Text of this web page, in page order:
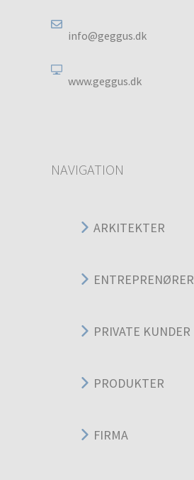
info@geggus.dk
www.geggus.dk
NAVIGATION
ARKITEKTER
ENTREPRENØRER
PRIVATE KUNDER
PRODUKTER
FIRMA